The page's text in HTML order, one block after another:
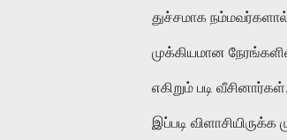
துச்சமாக
முக்கியமான
எகிறும் படி
இப்படி